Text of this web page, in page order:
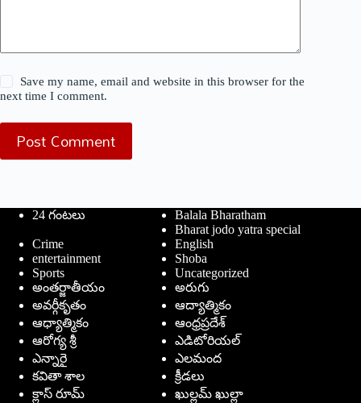
Save my name, email and website in this browser for the
next time I comment.
Post Comment
24 గంటలు
Balala Bharatham
Bharat jodo yatra special
Crime
English
entertainment
Shoba
Sports
Uncategorized
అంతర్జాతీయం
అరుగు
అవర్గీకృతం
ఆద్యాత్మికం
ఆధ్యాత్మికం
ఆంధ్రప్రదేశ్
ఆరోగ్య శ్రీ
ఎడిటోరియల్
ఎన్నారై
ఎలమంద
కవితా శాల
క్రీడలు
క్లాస్ రూమ్
ఖుల్లమ్ ఖుల్లా